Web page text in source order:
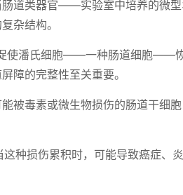
肠道类器官——实验室中培养的微
杂结构。
使潘氏细胞——一种肠道细胞——
障的完整性至关重要。
被毒素或微生物损伤的肠道干细
种损伤累积时，可能导致癌症、